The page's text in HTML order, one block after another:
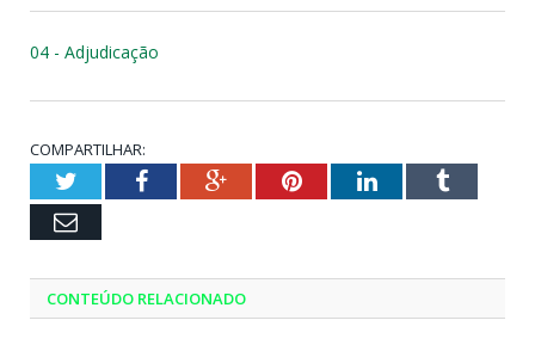
04 - Adjudicação
COMPARTILHAR:
TwitterFacebookGoogle+PinterestLinkedInTumblr
Email
CONTEÚDO RELACIONADO